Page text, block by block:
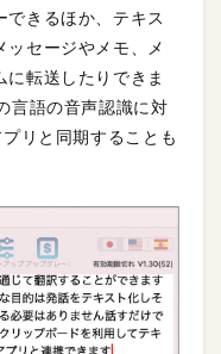
できるほか、テキス
ッセージやメモ、メ
転送したりできま
言語の音声認識に対
リと同期することも